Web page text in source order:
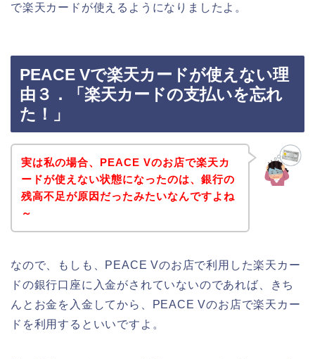
で楽天カードが使えるようになりましたよ。
PEACE Vで楽天カードが使えない理
由３．「楽天カードの支払いを忘れ
た！」
実は私の場合、PEACE Vのお店で楽天カ
ードが使えない状態になったのは、銀行の
残高不足が原因だったみたいなんですよね
～
なので、もしも、PEACE Vのお店で利用した楽天カー
ドの銀行口座に入金がされていないのであれば、きち
んとお金を入金してから、PEACE Vのお店で楽天カー
ドを利用するといいですよ。